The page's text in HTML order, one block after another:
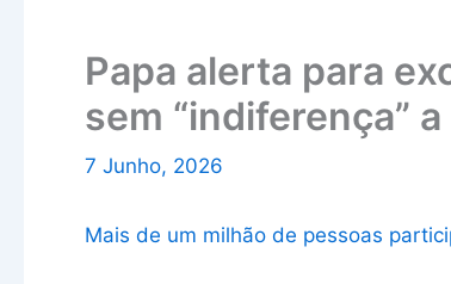
Papa alerta para
sem “indiferença”
7 Junho, 2026
Mais de um milhão de pessoas